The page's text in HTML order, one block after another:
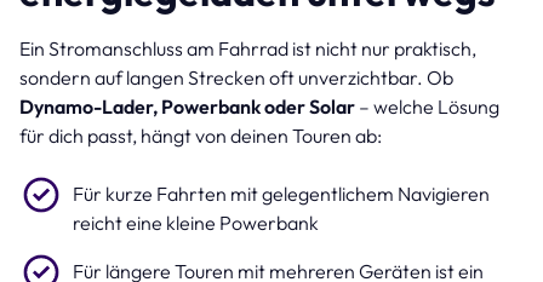
Ein Stromanschluss am Fahrrad ist nicht nur praktisch,
sondern auf langen Strecken oft unverzichtbar. Ob
Dynamo-Lader, Powerbank oder Solar – welche Lösung
für dich passt, hängt von deinen Touren ab:
Für kurze Fahrten mit gelegentlichem Navigieren
reicht eine kleine Powerbank
Für längere Touren mit mehreren Geräten ist ein